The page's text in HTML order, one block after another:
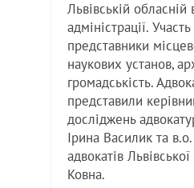
Львівській обласній
адміністрації.
представники
наукових установ,
громадськість.
представили
досліджень
Ірина Василик та
адвокатів
Ковна.